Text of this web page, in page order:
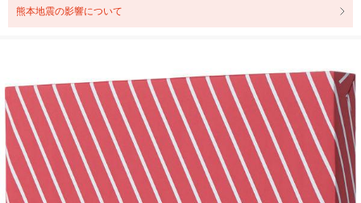
熊本地震の影響について